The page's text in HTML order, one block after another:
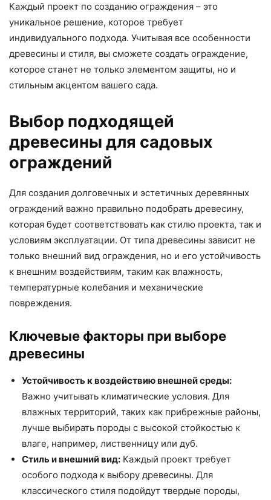
Каждый проект по созданию ограждения – это
уникальное решение, которое требует
индивидуального подхода. Учитывая все особенности
древесины и стиля, вы сможете создать ограждение,
которое станет не только элементом защиты, но и
стильным акцентом вашего сада.
Выбор подходящей
древесины для садовых
ограждений
Для создания долговечных и эстетичных деревянных
ограждений важно правильно подобрать древесину,
которая будет соответствовать как стилю проекта, так и
условиям эксплуатации. От типа древесины зависит не
только внешний вид ограждения, но и его устойчивость
к внешним воздействиям, таким как влажность,
температурные колебания и механические
повреждения.
Ключевые факторы при выборе
древесины
Устойчивость к воздействию внешней среды:
Важно учитывать климатические условия. Для
влажных территорий, таких как прибрежные районы,
лучше выбирать породы с высокой стойкостью к
влаге, например, лиственницу или дуб.
Стиль и внешний вид: Каждый проект требует
особого подхода к выбору древесины. Для
классического стиля подойдут твердые породы,